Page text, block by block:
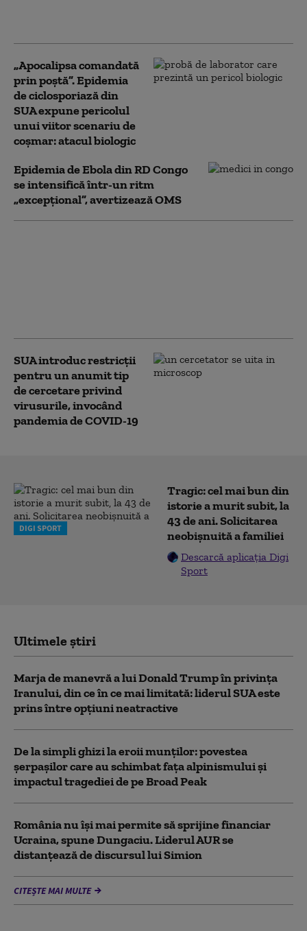
„Apocalipsa comandată
prin poștă”. Epidemia
de ciclosporiază din
SUA expune pericolul
unui viitor scenariu de
coșmar: atacul biologic
Epidemia de Ebola din RD Congo
se intensifică într-un ritm
„excepţional”, avertizează OMS
SUA introduc restricții
pentru un anumit tip
de cercetare privind
virusurile, invocând
pandemia de COVID-19
DIGI SPORT
Tragic: cel mai bun din
istorie a murit subit, la
43 de ani. Solicitarea
neobișnuită a familiei
Descarcă aplicația Digi
Sport
Ultimele știri
Marja de manevră a lui Donald Trump în privința
Iranului, din ce în ce mai limitată: liderul SUA este
prins între opțiuni neatractive
De la simpli ghizi la eroii munților: povestea
șerpașilor care au schimbat fața alpinismului și
impactul tragediei de pe Broad Peak
România nu își mai permite să sprijine financiar
Ucraina, spune Dungaciu. Liderul AUR se
distanțează de discursul lui Simion
CITEȘTE MAI MULTE